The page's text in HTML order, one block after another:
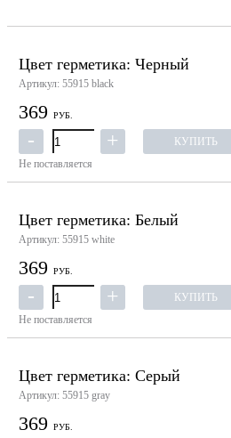
Цвет герметика: Черный
Артикул: 55915 black
369 РУБ.
КУПИТЬ
Не поставляется
Цвет герметика: Белый
Артикул: 55915 white
369 РУБ.
КУПИТЬ
Не поставляется
Цвет герметика: Серый
Артикул: 55915 gray
369 РУБ.